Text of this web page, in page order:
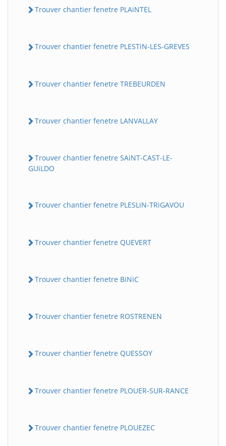
Trouver chantier fenetre PLAiNTEL
Trouver chantier fenetre PLESTiN-LES-GREVES
Trouver chantier fenetre TREBEURDEN
Trouver chantier fenetre LANVALLAY
Trouver chantier fenetre SAiNT-CAST-LE-
GUiLDO
Trouver chantier fenetre PLESLiN-TRiGAVOU
Trouver chantier fenetre QUEVERT
Trouver chantier fenetre BiNiC
Trouver chantier fenetre ROSTRENEN
Trouver chantier fenetre QUESSOY
Trouver chantier fenetre PLOUER-SUR-RANCE
Trouver chantier fenetre PLOUEZEC